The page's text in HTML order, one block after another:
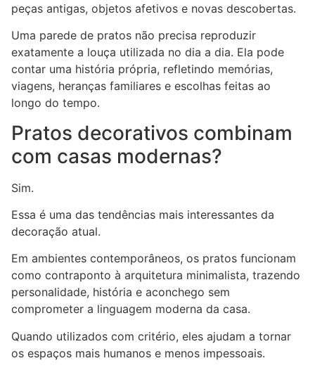
peças antigas, objetos afetivos e novas descobertas.
Uma parede de pratos não precisa reproduzir
exatamente a louça utilizada no dia a dia. Ela pode
contar uma história própria, refletindo memórias,
viagens, heranças familiares e escolhas feitas ao
longo do tempo.
Pratos decorativos combinam
com casas modernas?
Sim.
Essa é uma das tendências mais interessantes da
decoração atual.
Em ambientes contemporâneos, os pratos funcionam
como contraponto à arquitetura minimalista, trazendo
personalidade, história e aconchego sem
comprometer a linguagem moderna da casa.
Quando utilizados com critério, eles ajudam a tornar
os espaços mais humanos e menos impessoais.